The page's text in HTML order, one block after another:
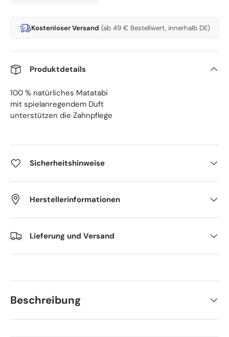
Kostenloser Versand (ab 49 € Bestellwert, innerhalb DE)
Produktdetails
100 % natürliches Matatabi
mit spielanregendem Duft
unterstützen die Zahnpflege
Sicherheitshinweise
Herstellerinformationen
Lieferung und Versand
Beschreibung